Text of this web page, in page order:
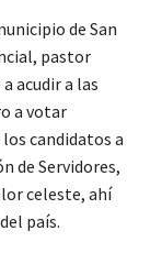
de San
pastor
acudir a las
a votar
candidatos a
de Servidores,
celeste, ahí
país.